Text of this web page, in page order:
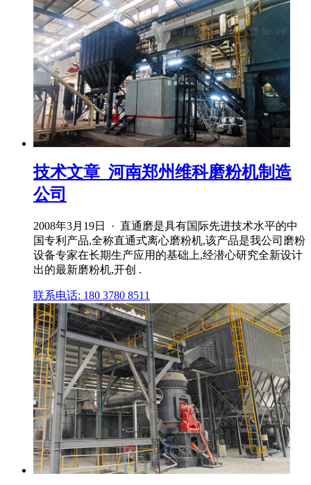
技术文章_河南郑州维科磨粉机制造
公司
2008年3月19日 · 直通磨是具有国际先进技术水平的中
国专利产品,全称直通式离心磨粉机,该产品是我公司磨粉
设备专家在长期生产应用的基础上,经潜心研究全新设计
出的最新磨粉机,开创 .
联系电话: 180 3780 8511